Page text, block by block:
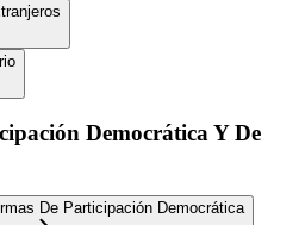
Democrática Y De
De Participación Democrática